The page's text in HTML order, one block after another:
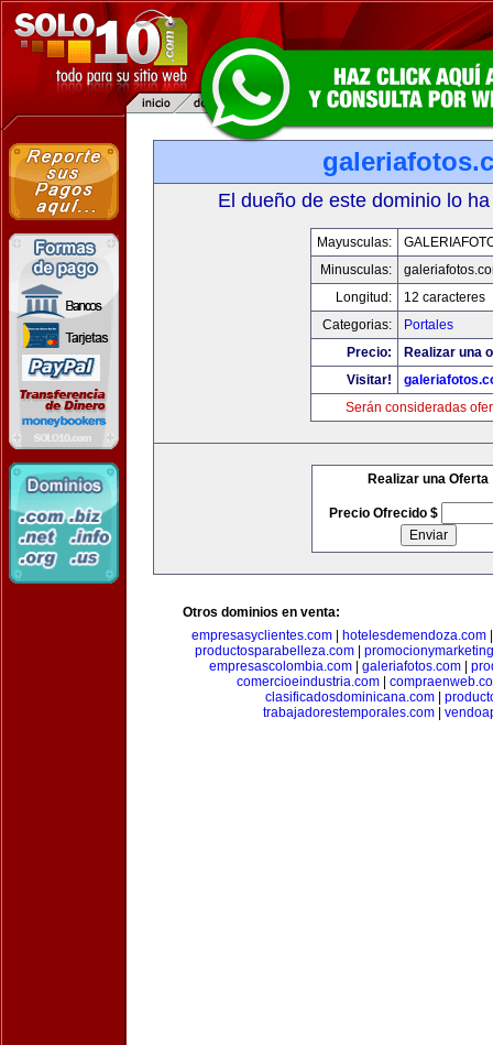
El dueño de este dominio lo
Mayusculas:
Minusculas:
Longitud:
12 caracteres
Categorias:
Portales
Precio:
Realizar una
Visitar!
Serán consideradas
Realizar una Oferta
Precio Ofrecido $
Otros dominios en venta:
empresasyclientes.com
hotelesdemendoza.com
productosparabelleza.com
empresascolombia.com
galeriafotos.com
comercioeindustria.com|
clasificadosdominicana.com
trabajadorestemporales.com